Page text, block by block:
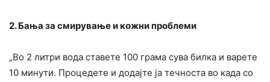
2. Бања за смирување и кожни проблеми
„Во 2 литри вода ставете 100 грама сува билка и варете
10 минути. Процедете и додајте ја течноста во када со